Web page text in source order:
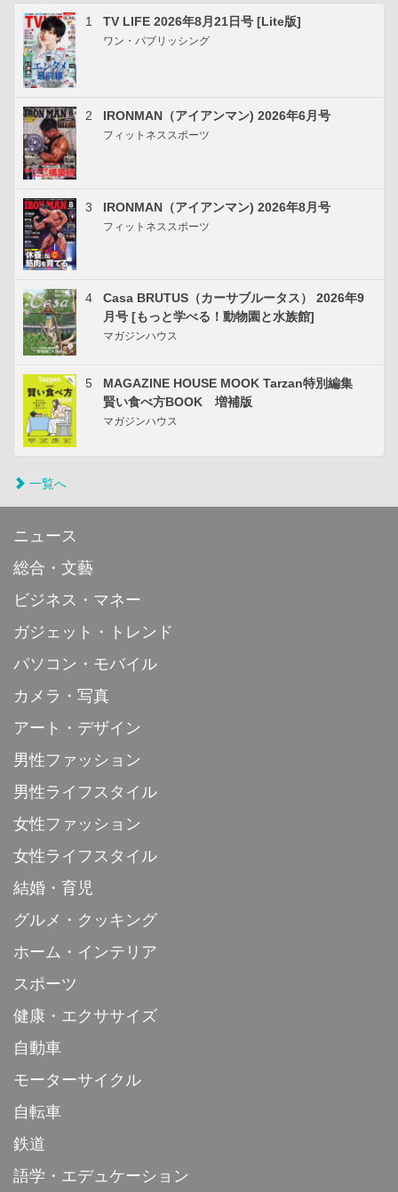
1 TV LIFE 2026年8月21日号 [Lite版]
ワン・パブリッシング
2 IRONMAN（アイアンマン) 2026年6月号
フィットネススポーツ
3 IRONMAN（アイアンマン) 2026年8月号
フィットネススポーツ
4
Casa BRUTUS（カーサブルータス） 2026年9
月号 [もっと学べる！動物園と水族館]
マガジンハウス
5
MAGAZINE HOUSE MOOK Tarzan特別編集
賢い食べ方BOOK 増補版
マガジンハウス
一覧へ
ニュース
総合・文藝
ビジネス・マネー
ガジェット・トレンド
パソコン・モバイル
カメラ・写真
アート・デザイン
男性ファッション
男性ライフスタイル
女性ファッション
女性ライフスタイル
結婚・育児
グルメ・クッキング
ホーム・インテリア
スポーツ
健康・エクササイズ
自動車
モーターサイクル
自転車
鉄道
語学・エデュケーション